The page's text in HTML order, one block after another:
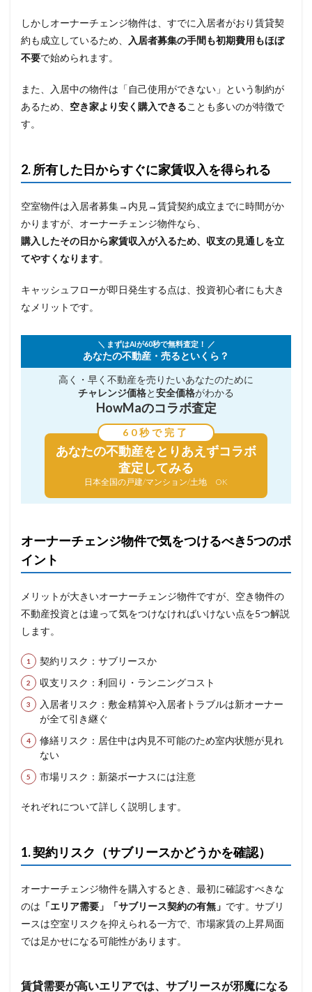
しかしオーナーチェンジ物件は、すでに入居者がおり賃貸契
約も成立しているため、
入居者募集の手間も初期費用もほぼ
不要で始められます。
また、入居中の物件は「自己使用ができない」という制約が
あるため、 空き家より安く購入できることも多いのが特徴で
す。
2. 所有した日からすぐに家賃収入を得られる
空室物件は入居者募集→内見→賃貸契約成立までに時間がか
かりますが、オーナーチェンジ物件なら、
購入したその日から家賃収入が入るため、収支の見通しを立
てやすくなります。
キャッシュフローが即日発生する点は、投資初心者にも大き
なメリットです。
＼ まずはAIが60秒で無料査定！ ／
あなたの不動産・売るといくら？
高く・早く不動産を売りたいあなたのために
チャレンジ価格と安全価格がわかる
HowMaのコラボ査定
60秒で完了
あなたの不動産をとりあえずコラボ
査定してみる
日本全国の戸建/マンション/土地 OK
オーナーチェンジ物件で気をつけるべき5つのポ
イント
メリットが大きいオーナーチェンジ物件ですが、空き物件の
不動産投資とは違って気をつけなければいけない点を5つ解説
します。
契約リスク：サブリースか
収支リスク：利回り・ランニングコスト
入居者リスク：敷金精算や入居者トラブルは新オーナー
が全て引き継ぐ
修繕リスク：居住中は内見不可能のため室内状態が見れ
ない
市場リスク：新築ボーナスには注意
それぞれについて詳しく説明します。
1. 契約リスク（サブリースかどうかを確認）
オーナーチェンジ物件を購入するとき、最初に確認すべきな
のは 「エリア需要」「サブリース契約の有無」 です。サブリ
ースは空室リスクを抑えられる一方で、市場家賃の上昇局面
では足かせになる可能性があります。
賃貸需要が高いエリアでは、サブリースが邪魔になる